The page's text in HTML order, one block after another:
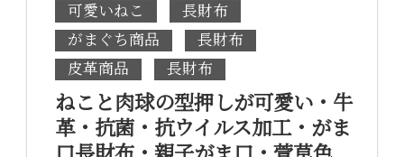
可愛いねこ
長財布
がまぐち商品
長財布
皮革商品
長財布
ねこと肉球の型押しが可愛い・牛
革・抗菌・抗ウイルス加工・がま